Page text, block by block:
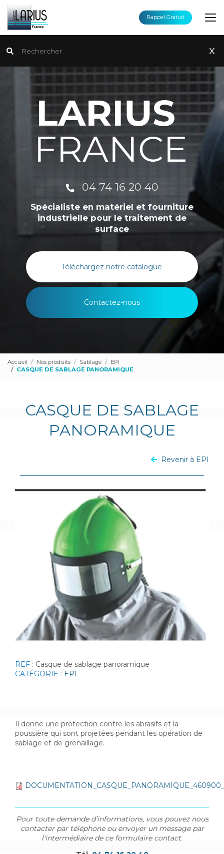
Aller
au
contenu
principal
Rechercher
x
Rappel Gratuit
04 74 16 20 40
Spécialiste en matériel et fourniture
industrielle pour le traitement de
surface
Téléchargez notre catalogue
Contactez-nous
Accueil Nos produits Sablage
EPI
CASQUE DE SABLAGE PANORAMIQUE
CASQUE DE SABLAGE
PANORAMIQUE
Revenir à EPI
REF : Casque de sablage panoramique
CATÉGORIE : EPI
Pour toute demande d’informations, vous pouvez nous
contacter par téléphone ou envoyer un message par
l'intermédiaire de ce formulaire contact.
Il donne une protection contre les abrasifs et la
poussière qui sont projetées pendant les opération de
sablage et de grenaillage.